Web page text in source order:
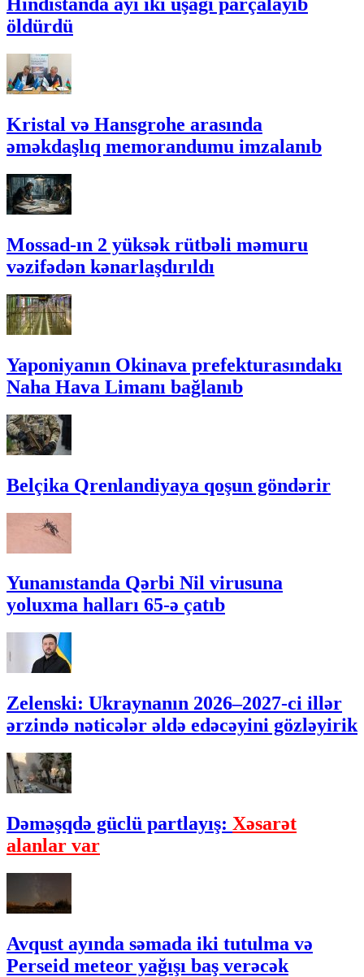
Hindistanda ayı iki uşağı parçalayıb
öldürdü
Kristal və Hansgrohe arasında
əməkdaşlıq memorandumu imzalanıb
Mossad-ın 2 yüksək rütbəli məmuru
vəzifədən kənarlaşdırıldı
Yaponiyanın Okinava prefekturasındakı
Naha Hava Limanı bağlanıb
Belçika Qrenlandiyaya qoşun göndərir
Yunanıstanda Qərbi Nil virusuna
yoluxma halları 65-ə çatıb
Zelenski: Ukraynanın 2026–2027-ci illər
ərzində nəticələr əldə edəcəyini gözləyirik
Dəməşqdə güclü partlayış: Xəsarət
alanlar var
Avqust ayında səmada iki tutulma və
Perseid meteor yağışı baş verəcək